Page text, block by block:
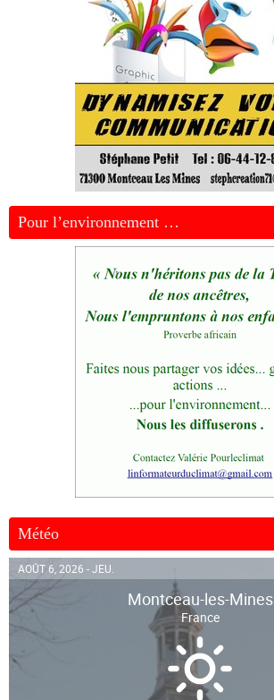
Pour l’environnement …
Météo
AOÛT 6, 2026 - JEU.
Montceau-les-Mines
France